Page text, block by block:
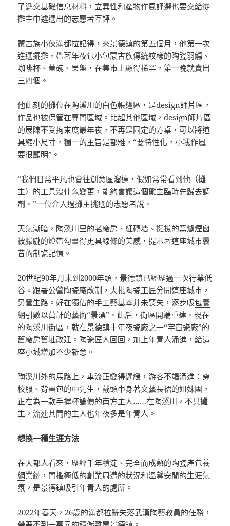
了遞交基礎信息材料，立異性和產物作風評選也要交給從
攤主中遴選出的志愿者互評。
蒙古族小伙滿都拉記得，來景德鎮的第五個月，他第一次
進選擺攤，帶著年夜包小包蒙古族傳統紋樣的陶瓷羽觴、
咖啡杯、蓋碗、果盤，在集市上顯得稀罕，第一晚就賣出
三四個。
他此刻的攤位在陶溪川的白色帳篷區，是design師片區，
作品也被保管在專門區域。比起其他區域，design師片區
的展陳不受拘束度最年夜，不再是固定的方桌，可以將道
具縮小尺寸，獨一的主旨是都雅，“要特性化，小我作風
要很顯明”。
“我們日常平凡也會往創意區溜達，假如常常看到他（攤
主）的工具沒什么變更，能夠會讓這個攤主臨時先歸去調
劑。”一位介入過攤主挑選的志愿者說。
天氣漸暗，陶溪川里的老廠房、紅磚墻、挺拔的窯爐煙囪
被朦朧的燈帶勾畫得更具線條的美感，提示著這座城市曩
昔的制瓷記憶。
20世紀90年月末到2000年頭，景德鎮已經歷過一次行業低
谷。跟著公營陶瓷廠改制，大批陶瓷工匠分開這座城市，
另營生路。好在獨佔的手工藝基本并未喪失，逐步吸包養
網引數以萬計的藝術“景漂”。此后，街區開端重建。現在
的陶溪川街區，就在景德鎮十年夜瓷廠之一“宇宙瓷廠”的
舊廠房舊址改建。陶瓷匠人回回，加上年青人涌進，給這
座小城增加不少新意。
陶溪川外的馬路上，車流正變得遲緩，游客不竭涌進：穿
校服、背書包的中先生，戴頭巾身著文藝長裙的姐妹團，
正在為一款手握杯論價的南方主人……在陶溪川，不只攤
主，流連其間的主人也年夜多是年青人。
想換一種生涯方法
在大都人看來，歷經千年積淀、完全而成熟的陶瓷產包養
網業鏈，門檻極低的創業周遭的狀況和溫馨安閒的生涯氣
氛，是景德鎮吸引年青人的處所。
2022年春天，26歲的滿都拉辭失落武漢陶藝教員的任務，